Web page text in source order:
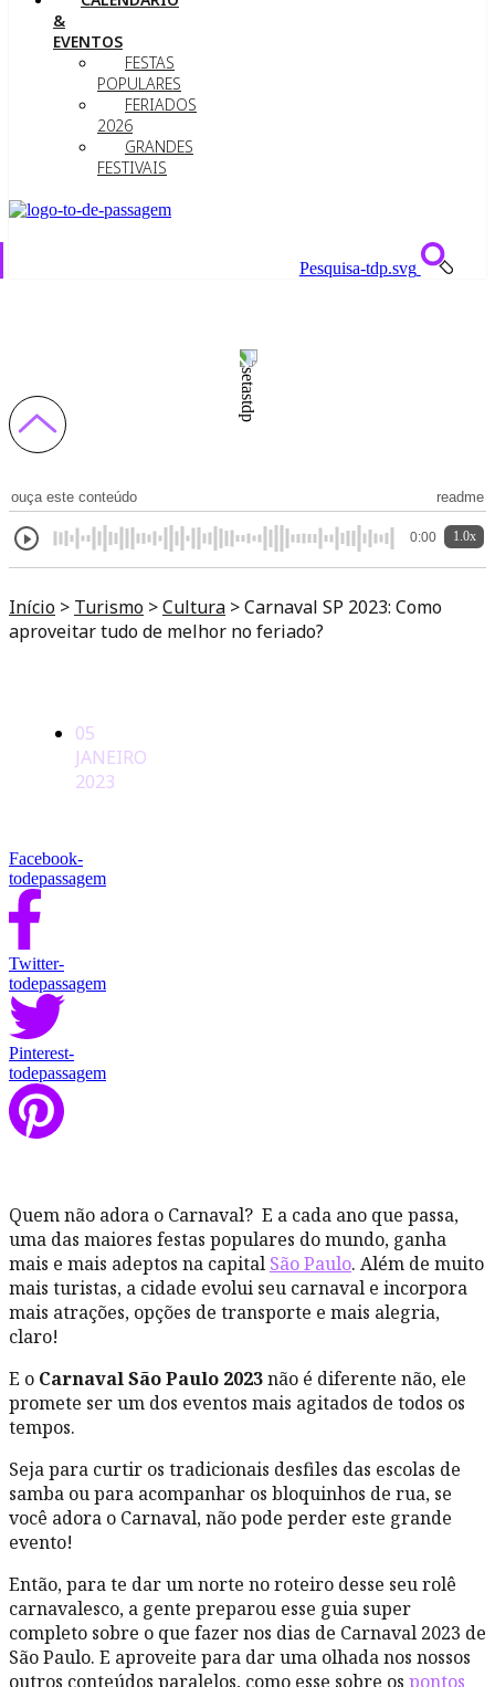
&
EVENTOS
FESTAS
POPULARES
FERIADOS
2026
GRANDES
FESTIVAIS
Pesquisa-tdp.svg
ouça este conteúdo readme
0:00 1.0x
Início > Turismo >Cultura >Carnaval SP 2023: Como
aproveitar tudo de melhor no feriado?
05
JANEIRO
2023
Facebook-
todepassagem
Twitter-
todepassagem
Pinterest-
todepassagem
Quem não adora o Carnaval? E a cada ano que passa,
uma das maiores festas populares do mundo, ganha
mais e mais adeptos na capital São Paulo. Além de muito
mais turistas, a cidade evolui seu carnaval e incorpora
mais atrações, opções de transporte e mais alegria,
claro!
E o Carnaval São Paulo 2023não é diferente não, ele
promete ser um dos eventos mais agitados de todos os
tempos.
Seja para curtir os tradicionais desfiles das escolas de
samba ou para acompanhar os bloquinhos de rua, se
você adora o Carnaval, não pode perder este grande
evento!
Então, para te dar um norte no roteiro desse seu rolê
carnavalesco, a gente preparou esse guia super
completo sobre o que fazer nos dias de Carnaval 2023 de
São Paulo. E aproveite para dar uma olhada nos nossos
outros conteúdos paralelos, como esse sobre os pontos